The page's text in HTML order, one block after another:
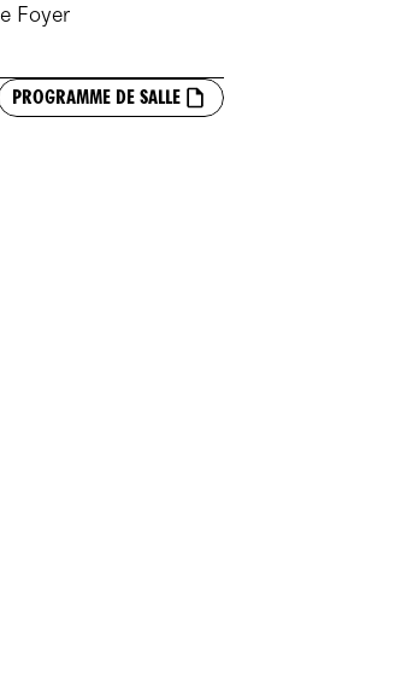
Foyer
PROGRAMME DE SALLE